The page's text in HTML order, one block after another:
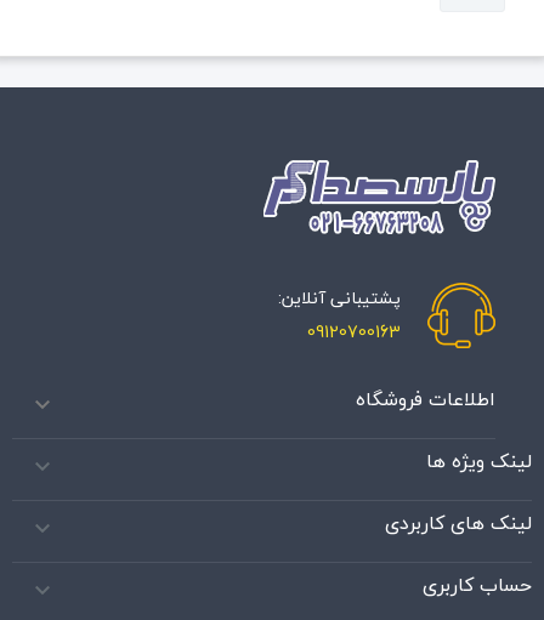
پشتیبانی آنلاین:
09120700163
اطلاعات فروشگاه 
لینک ویژه ها 
لینک های کاربردی 
حساب کاربری 